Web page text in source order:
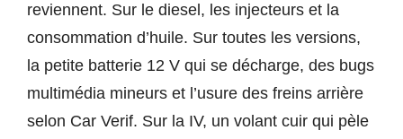
reviennent. Sur le diesel, les injecteurs et la
consommation d’huile. Sur toutes les versions,
la petite batterie 12 V qui se décharge, des bugs
multimédia mineurs et l’usure des freins arrière
selon Car Verif. Sur la IV, un volant cuir qui pèle